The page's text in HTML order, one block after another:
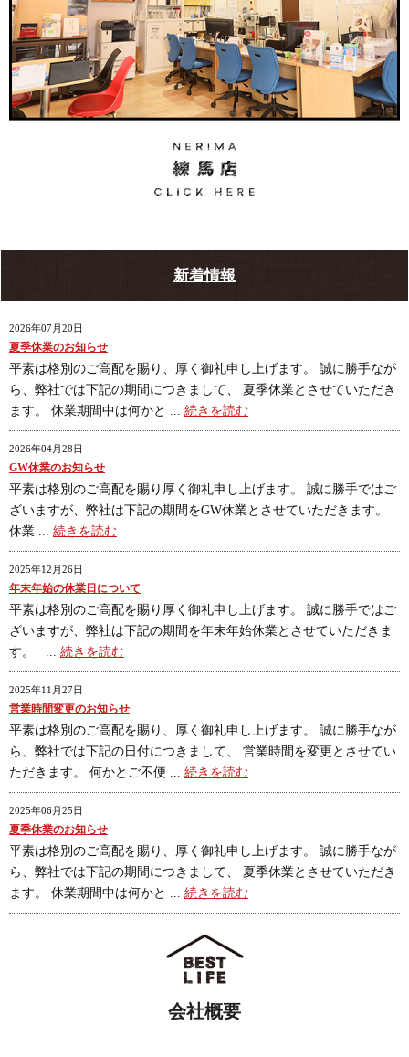
新着情報
2026年07月20日
夏季休業のお知らせ
平素は格別のご高配を賜り、厚く御礼申し上げます。 誠に勝手なが
ら、弊社では下記の期間につきまして、 夏季休業とさせていただき
ます。 休業期間中は何かと ... 続きを読む
2026年04月28日
GW休業のお知らせ
平素は格別のご高配を賜り厚く御礼申し上げます。 誠に勝手ではご
ざいますが、弊社は下記の期間をGW休業とさせていただきます。
休業 ... 続きを読む
2025年12月26日
年末年始の休業日について
平素は格別のご高配を賜り厚く御礼申し上げます。 誠に勝手ではご
ざいますが、弊社は下記の期間を年末年始休業とさせていただきま
す。 ... 続きを読む
2025年11月27日
営業時間変更のお知らせ
平素は格別のご高配を賜り、厚く御礼申し上げます。 誠に勝手なが
ら、弊社では下記の日付につきまして、 営業時間を変更とさせてい
ただきます。 何かとご不便 ... 続きを読む
2025年06月25日
夏季休業のお知らせ
平素は格別のご高配を賜り、厚く御礼申し上げます。 誠に勝手なが
ら、弊社では下記の期間につきまして、 夏季休業とさせていただき
ます。 休業期間中は何かと ... 続きを読む
会社概要